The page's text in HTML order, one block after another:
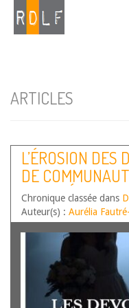
ARTICLES
L’ÉROSION DES
DE
LIBERTÉS
Chronique classée dans
Auteur(s) : Aurélia